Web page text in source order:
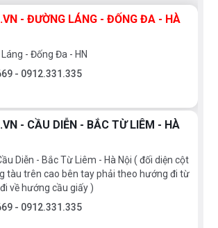
- ĐƯỜNG LÁNG - ĐỐNG ĐA - HÀ
- Đống Đa - HN
- 0912.331.335
- CẦU DIỄN - BẮC TỪ LIÊM - HÀ
Diễn - Bắc Từ Liêm - Hà Nội ( đối diện cột
tàu trên cao bên tay phải theo hướng đi từ
về hướng cầu giấy )
- 0912.331.335